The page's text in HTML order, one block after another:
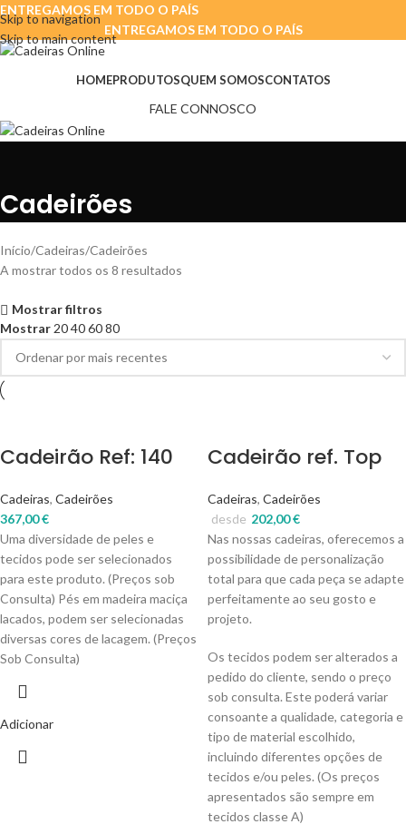
Skip to navigation
Skip to main content
ENTREGAMOS EM TODO O PAÍS
ENTREGAMOS EM TODO O PAÍS
HOMEPRODUTOSQUEM SOMOSCONTATOS
FALE CONNOSCO
Cadeirões
Início Cadeiras Cadeirões
A mostrar todos os 8 resultados
Mostrar filtros
Mostrar 20406080
Cadeirão Ref: 140
Cadeiras, Cadeirões
367,00€
Uma diversidade de peles e
tecidos pode ser selecionados
para este produto. (Preços sob
Consulta) Pés em madeira maciça
lacados, podem ser selecionadas
diversas cores de lacagem. (Preços
Sob Consulta)
Adicionar
Cadeirão ref. Top
Cadeiras, Cadeirões
202,00€
desde
Nas nossas cadeiras, oferecemos a
possibilidade de personalização
total para que cada peça se adapte
perfeitamente ao seu gosto e
projeto.
Os tecidos podem ser alterados a
pedido do cliente, sendo o preço
sob consulta. Este poderá variar
consoante a qualidade, categoria e
tipo de material escolhido,
incluindo diferentes opções de
tecidos e/ou peles. (Os preços
apresentados são sempre em
tecidos classe A)